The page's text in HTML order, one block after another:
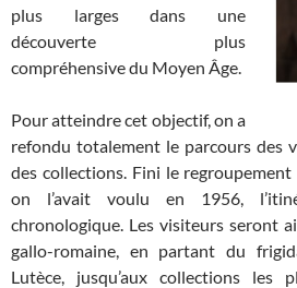
plus larges dans une
découverte plus
compréhensive du Moyen Âge.
Pour atteindre cet objectif, on a
refondu totalement le parcours des
des collections. Fini le
on l’avait voulu en 1956,
chronologique. Les visiteurs seront
gallo-romaine, en partant du
Lutèce, jusqu’aux collections les